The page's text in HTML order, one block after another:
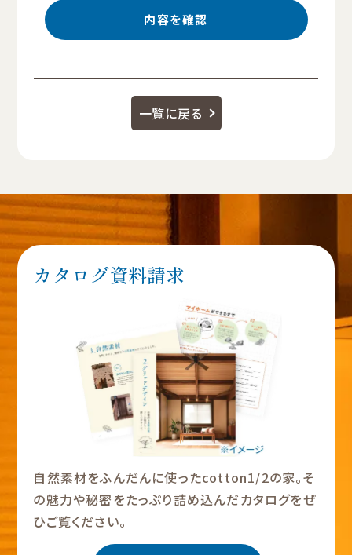
一覧に戻る
カタログ資料請求
自然素材をふんだんに使ったcotton1/2の家。そ
の魅力や秘密をたっぷり詰め込んだカタログをぜ
ひご覧ください。